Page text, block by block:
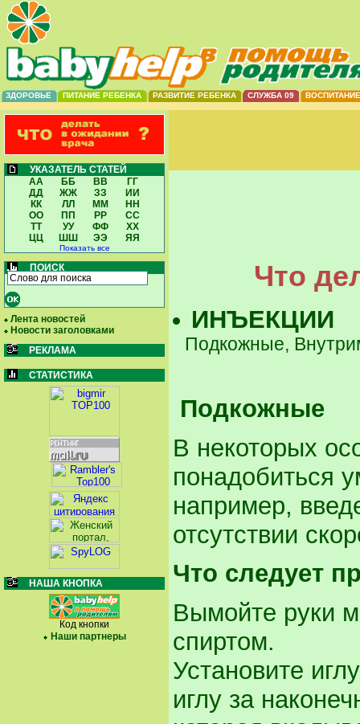
ЗДОРОВЬЕ ПИТАНИЕ РЕБЕНКА РАЗВИТИЕ РЕБЕНКА СЛУЖБА 09 ВОСПИТАНИЕ
УКАЗАТЕЛЬ СТАТЕЙ
АА
ББ ВВ
ГГ
ДД
ЖЖ ЗЗ
ИИ
КК
ЛЛ ММ
НН
ОО
ПП РР
СС
ТТ
УУ ФФ
ХХ
ЦЦ
ШШ ЭЭ ЯЯ
Показать все
ПОИСК
Лента новостей
Новости заголовками
РЕКЛАМА
СТАТИСТИКА
НАША КНОПКА
Код кнопки
Наши партнеры
Что
ИНЪЕКЦИИ
Подкожные,
Подкожные
В некоторых
понадобиться
например,
отсутствии
Что следует
Вымойте руки
спиртом.
Установите
иглу за